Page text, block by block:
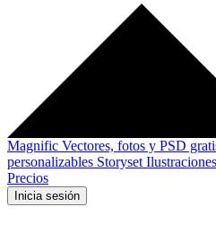
Magnific Vectores, fotos y PSD
personalizables Storyset
Precios
Inicia sesión